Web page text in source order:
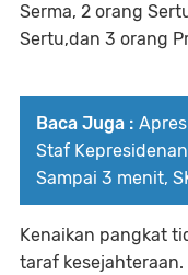
Serma, 2 orang
Sertu,dan 3 orang
Baca Juga :
Staf
Sampai 3 menit,
Kenaikan pangkat
taraf